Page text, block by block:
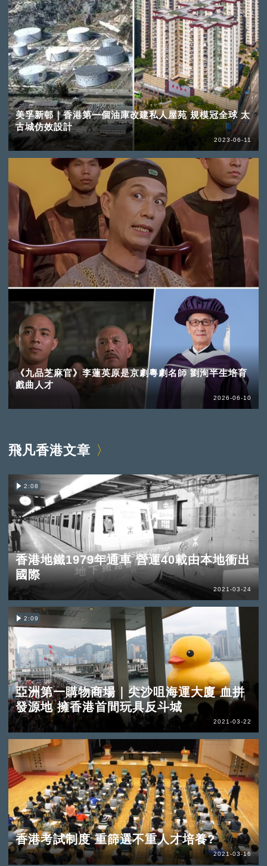
美孚新邨｜香港第一個油庫改建私人屋苑 規模冠全球 太
古城仿效設計
2023-06-11
《九品芝麻官》李蓮英原是京劇粵劇名師 劉洵半生培育
戲曲人才
2026-06-10
飛凡香港文章
2:08
香港地鐵1979年通車 營運40載由本地衝出
國際
2021-03-24
2:09
亞洲第一購物商場｜尖沙咀海運大廈 血拼
發源地 擁香港首間玩具反斗城
2021-03-22
香港考試制度 重篩選不重人才培養?
2021-03-16